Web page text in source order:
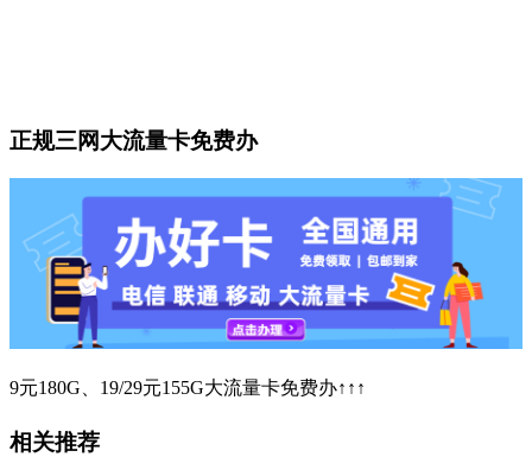
正规三网大流量卡免费办
9元180G、19/29元155G大流量卡免费办↑↑↑
相关推荐